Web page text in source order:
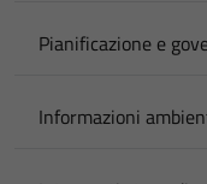
Pianificazione e
Informazioni